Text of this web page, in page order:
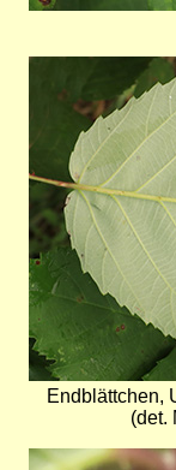
Bild
Endblättchen,
(det.
Bild